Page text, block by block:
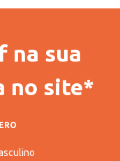
na sua
no site*